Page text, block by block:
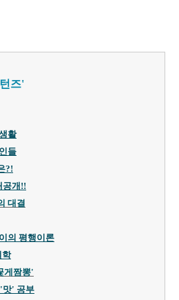
즈'
활
들
?!
공개!!
대결
의 평행이론
학
게짬뽕'
맛' 공부